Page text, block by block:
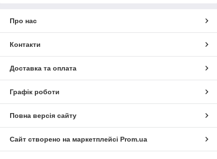
Про нас
Контакти
Доставка та оплата
Графік роботи
Повна версія сайту
Сайт створено на маркетплейсі Prom.ua